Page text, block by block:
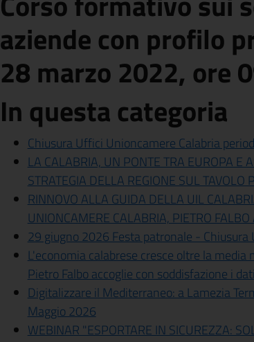
aziende con profilo
28 marzo 2022, ore
In questa categoria
Chiusura Uffici Unioncamere Calabria
LA CALABRIA, UN PONTE TRA EUROPA E
STRATEGIA DELLA REGIONE SUL
RINNOVO ALLA GUIDA DELLA UIL
UNIONCAMERE CALABRIA, PIETRO
29 giugno 2026 Festa patronale -
L'economia calabrese cresce oltre la
Pietro Falbo accoglie con soddisfazione i
Digitalizzare il Mediterraneo: a Lamezia
Maggio 2026
WEBINAR "ESPORTARE IN SICUREZZA: